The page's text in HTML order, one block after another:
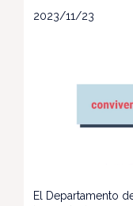
2023/11/23
El Departamento